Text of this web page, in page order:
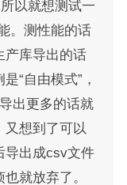
以就想测试一
。测性能的话
产库导出的话
“自由模式”，
出更多的话就
又想到了可以
导出成csv文件
就放弃了。